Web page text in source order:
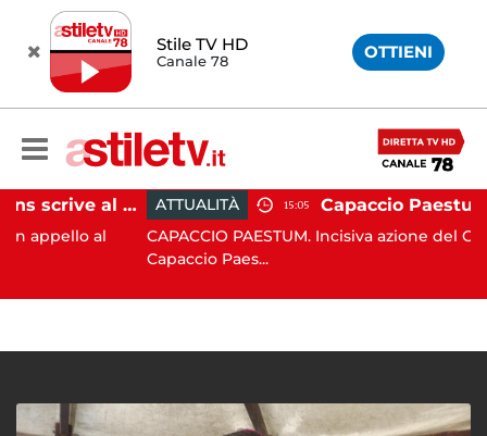
Stile TV HD
Canale 78 OTTIENI
Paestum, Codacons scrive al ministro Giuli: "Rilanciare scavi dell'Anfiteatro nell'area archeologica"
al
ATTUALITÀ 15:05
CAPACCIO PAESTUM. Incisiva azione del Comune
Capaccio Paes...